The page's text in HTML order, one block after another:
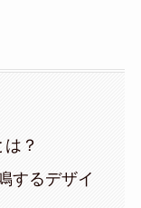
？
するデザイ